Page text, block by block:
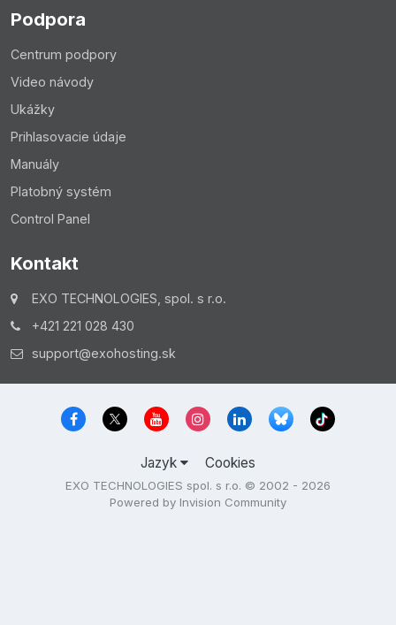
Podpora
Centrum podpory
Video návody
Ukážky
Prihlasovacie údaje
Manuály
Platobný systém
Control Panel
Kontakt
EXO TECHNOLOGIES, spol. s r.o.
+421 221 028 430
support@exohosting.sk
Jazyk Cookies
EXO TECHNOLOGIES spol. s r.o. © 2002 - 2026
Powered by Invision Community